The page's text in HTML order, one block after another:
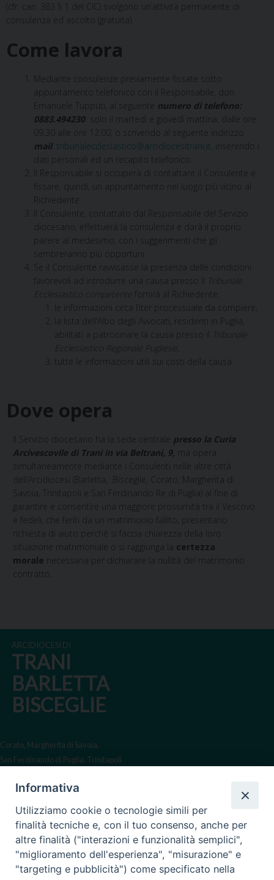
(cfr. can. 383 § 1 del CIC) svolgono un’attività permanente di
consulenza ed ascolto (gratuita).
Come lavora
Mediante consulenze previamente fissate sotto
appuntamento telefonico con il Responsabile, don
Emanuele Tupputi, al seguente
numero di telefono:
0883.494230solo il martedì e giovedì mattina, dalle ore
09.30 alle ore 12.00; o scrivendo al seguente indirizzo
mail: tribunalecclesiastico@arcidiocesitrani.it , inserendo i
dati personali ed un recapito telefonico.
Il Responsabile si occuperà di contattare il Consulente e
fissare, quindi, un appuntamento nel luogo più vicino al
Richiedente.
Il Consulente, contattato dal Responsabile del Servizio
diocesano, effettuerà la consulenza e darà il proprio
parere al medesimo, con i suggerimenti che gli
sembreranno più opportuni.
Se il Consulente ravvisasse la presenza delle condizioni
favorevoli ad introdurre una causa presso il
fornirà al Richiedente:
le informazioni circa l’iter processuale da compiere;
la lista dell’Albo degli Avvocati, residenti in Puglia,
abilitati a patrocinare la causa presso il
tutte le informazioni utili sui costi della causa.
Dove opera
Il Servizio diocesano ha la sede centrale
presso la Curia
Arcivescovile di Trani in via Beltrani, 9, ma opera
simultaneamente mediante i Consulenti nelle altre città
dell’Arcidiocesi (Barletta, Bisceglie, Corato, Margherita di
Savoia, Trinitapoli e San Ferdinando Re di Puglia) al fine di
garantire e consentire una maggiore prossimità tra il Vescovo
e fedeli, che feriti da un matrimonio fallito, presentano
richiesta di aiuto perché si faccia chiarezza della loro
situazione matrimoniale o si raggiunga la certezza
morale necessaria per dichiarare la nullità del matrimonio
contratto.
ARCIDIOCESI DI
TRANI
BARLETTA
BISCEGLIE
Corato, Margherita di Savoia,
San Ferdinando di Puglia, Trinitapoli
Sede arcivescovile suffraganea
Regione ecclesiastica Puglia
Via Beltrani, 9
76125 Trani BT
Informativa
Utilizziamo cookie o tecnologie simili per
finalità tecniche e, con il tuo consenso, anche per
altre finalità ("interazioni e funzionalità semplici",
"miglioramento dell'esperienza", "misurazione" e
"targeting e pubblicità") come specificato nella